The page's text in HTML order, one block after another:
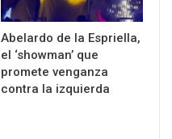
Abelardo de la Espriella,
el ‘showman’ que
promete venganza
contra la izquierda